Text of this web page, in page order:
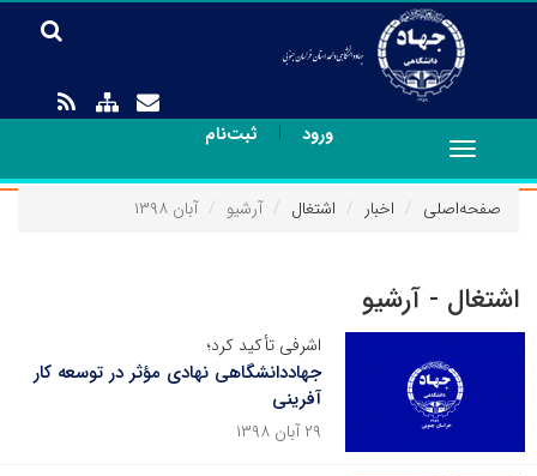
ورود | ثبت‌نام
Toggle
navigation
صفحه‌اصلی
اخبار اشتغال آرشیو آبان ۱۳۹۸
اشتغال - آرشیو
اشرفی تأکید کرد؛
جهاددانشگاهی نهادی مؤثر در توسعه کار
آفرینی
۲۹ آبان ۱۳۹۸